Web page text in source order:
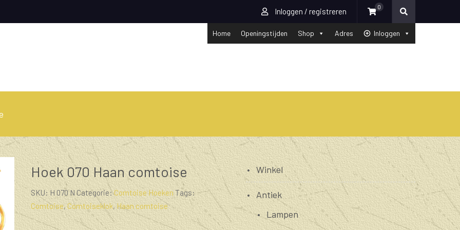
Inloggen / registreren 0
Home Openingstijden Shop Adres Inloggen
Hoek 070 Haan comtoise
SKU:H 070 N Categorie:Comtoise Hoeken Tags:
Comtoise,Comtoiseklok, Haan comtoise
Winkel
Antiek
Lampen